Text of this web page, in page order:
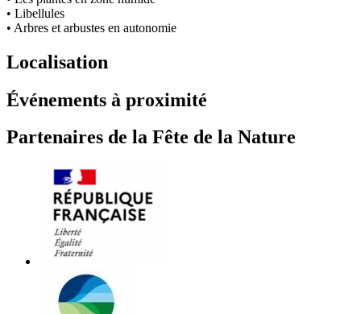
• Libellules
• Arbres et arbustes en autonomie
Localisation
Événements à proximité
Partenaires de la Fête de la Nature